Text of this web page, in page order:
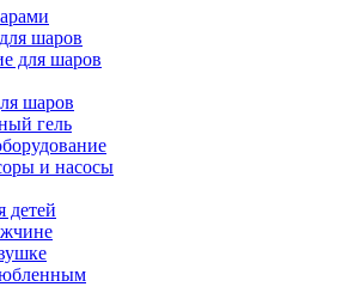
шаров
для шаров
шаров
гель
и насосы
детей